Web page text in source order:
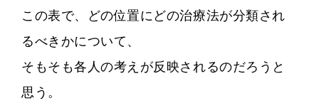
この表で、どの位置にどの治療法が分類され
るべきかについて、
そもそも各人の考えが反映されるのだろうと
思う。